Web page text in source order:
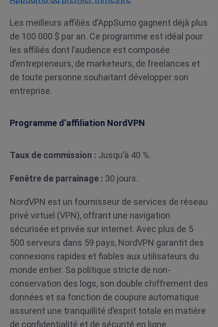
Les meilleurs affiliés d’AppSumo gagnent déjà plus
de 100 000 $ par an. Ce programme est idéal pour
les affiliés dont l’audience est composée
d’entrepreneurs, de marketeurs, de freelances et
de toute personne souhaitant développer son
entreprise.
Programme d’affiliation NordVPN
Taux de commission : Jusqu’à 40 %.
Fenêtre de parrainage : 30 jours.
NordVPN est un fournisseur de services de réseau
privé virtuel (VPN), offrant une navigation
sécurisée et privée sur internet. Avec plus de 5
500 serveurs dans 59 pays, NordVPN garantit des
connexions rapides et fiables aux utilisateurs du
monde entier. Sa politique stricte de non-
conservation des logs, son double chiffrement des
données et sa fonction de coupure automatique
assurent une tranquillité d’esprit totale en matière
de confidentialité et de sécurité en ligne.